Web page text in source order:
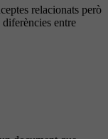
relacionats però
entre